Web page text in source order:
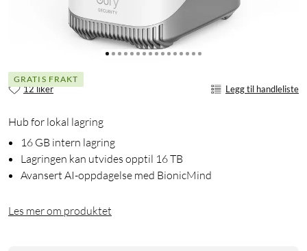
GRATIS FRAKT
12 liker Legg til handleliste
Hub for lokal lagring
16 GB intern lagring
Lagringen kan utvides opptil 16 TB
Avansert AI-oppdagelse med BionicMind
Les mer om produktet